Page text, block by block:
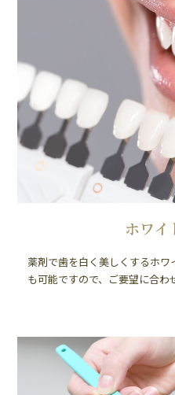
ホワイ
薬剤で歯を白く美しくするホ
も可能ですので、ご要望に合わ